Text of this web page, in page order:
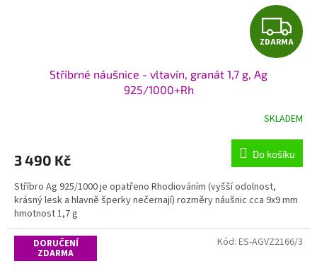
Z
D
R
M
A
ZDARMA
Stříbrné náušnice - vltavín, granát 1,7 g, Ag
925/1000+Rh
SKLADEM
3 490 Kč Do košíku
Stříbro Ag 925/1000 je opatřeno Rhodiováním (vyšší odolnost,
krásný lesk a hlavně šperky nečernají) rozměry náušnic cca 9x9 mm
hmotnost 1,7 g
DORUČENÍ
ZDARMA
Kód: ES-AGVZ2166/3